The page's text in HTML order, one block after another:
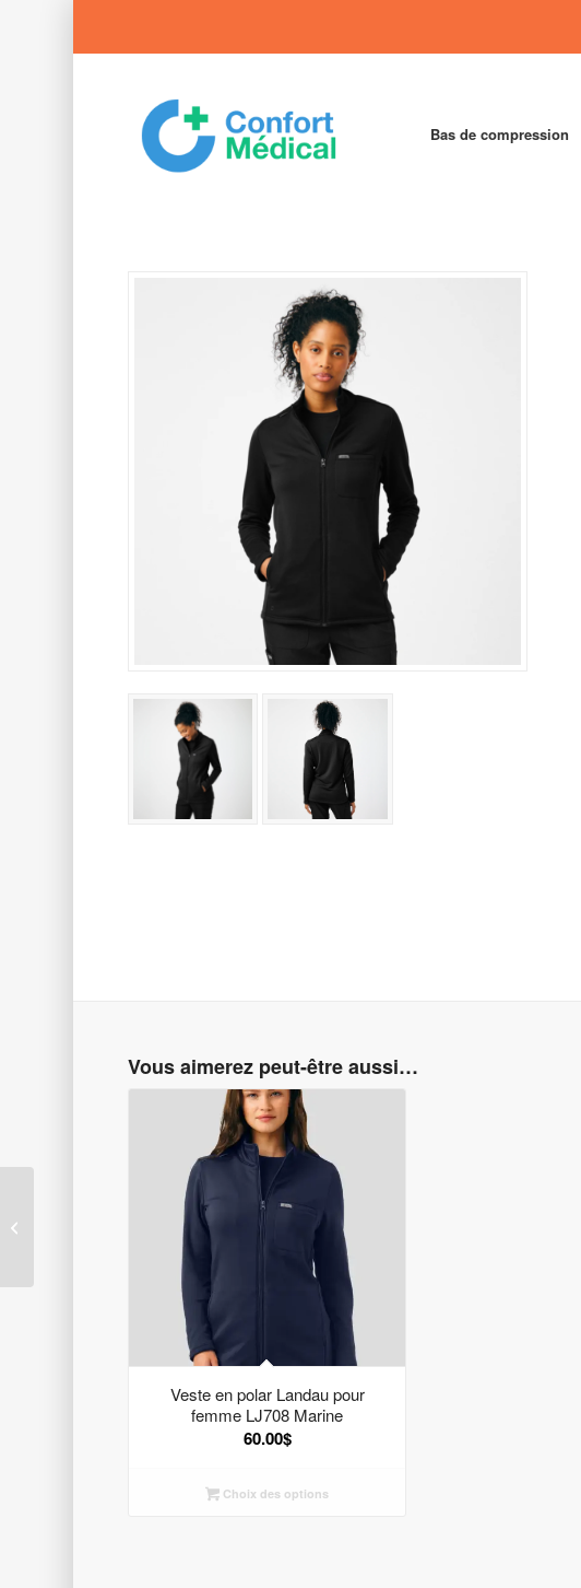
Bas de compression
Vous aimerez peut-être aussi…
Veste en polar Landau pour
femme LJ708 Marine
60.00$
Choix des options